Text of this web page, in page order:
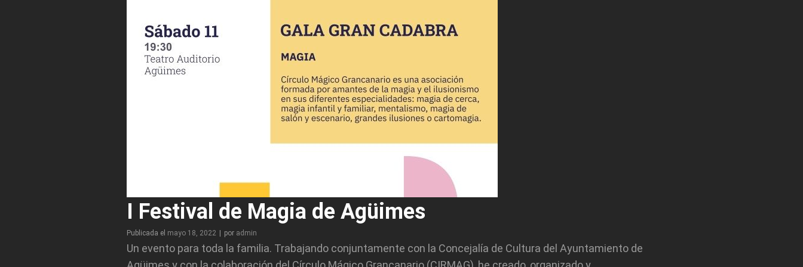
I Festival de Magia de Agüimes
Publicada el mayo 18, 2022 por Byline
admin
Un evento para toda la familia. Trabajando conjuntamente con la Concejalía de Cultura del Ayuntamiento de